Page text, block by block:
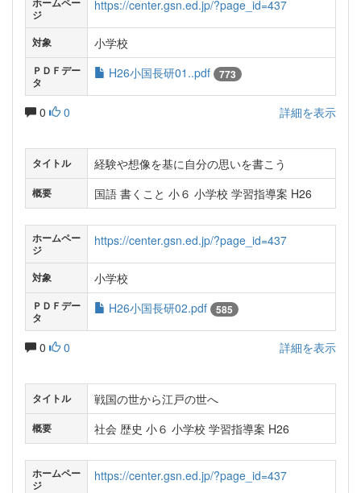
ホームペー
ジ
https://center.gsn.ed.jp/?page_id=437
対象 小学校
ＰＤＦデー
タ
H26小国長研01..pdf 773
0 0 詳細を表示
タイトル 経験や想像を基に自分の思いを書こう
概要 国語 書くこと 小６ 小学校 学習指導案 H26
ホームペー
ジ
https://center.gsn.ed.jp/?page_id=437
対象 小学校
ＰＤＦデー
タ
H26小国長研02.pdf 585
0 0 詳細を表示
タイトル 戦国の世から江戸の世へ
概要 社会 歴史 小６ 小学校 学習指導案 H26
ホームペー
ジ
https://center.gsn.ed.jp/?page_id=437